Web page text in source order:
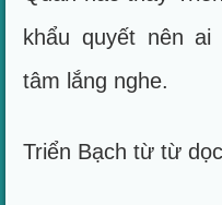
khẩu quyết nên
tâm lắng nghe.
Triển Bạch từ từ